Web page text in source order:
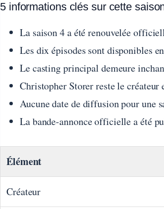
5 informations clés sur cette
La saison 4 a été renouvelée
Les dix épisodes sont disponibles
Le casting principal demeure
Christopher Storer reste le créateur
Aucune date de diffusion pour une
La bande-annonce officielle a été
Élément
Créateur